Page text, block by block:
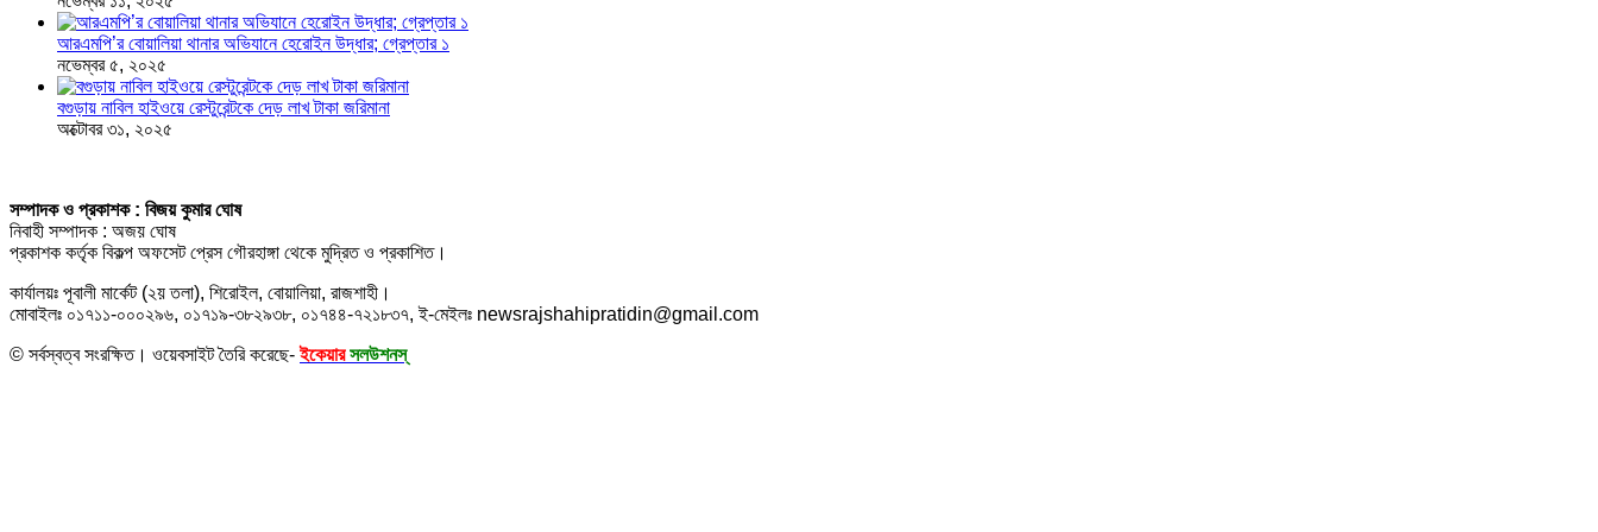
আরএমপি’র বোয়ালিয়া থানার অভিযানে হেরোইন উদ্ধার; গ্রেপ্তার ১
নভেম্বর ৫, ২০২৫
বগুড়ায় নাবিল হাইওয়ে রেস্টুরেন্টকে দেড় লাখ টাকা জরিমানা
অক্টোবর ৩১, ২০২৫
সম্পাদক ও প্রকাশক : বিজয় কুমার ঘোষ
নিবাহী সম্পাদক : অজয় ঘোষ
প্রকাশক কর্তৃক বিকল্প অফসেট প্রেস গৌরহাঙ্গা থেকে মুদ্রিত ও প্রকাশিত।
কার্যালয়ঃ পূবালী মার্কেট (২য় তলা), শিরোইল, বোয়ালিয়া, রাজশাহী।
মোবাইলঃ ০১৭১১-০০০২৯৬, ০১৭১৯-৩৮২৯৩৮, ০১৭৪৪-৭২১৮৩৭, ই-মেইলঃ newsrajshahipratidin@gmail.com
© সর্বস্বত্ব সংরক্ষিত। ওয়েবসাইট তৈরি করেছে-ইকেয়ার সলউশনস্